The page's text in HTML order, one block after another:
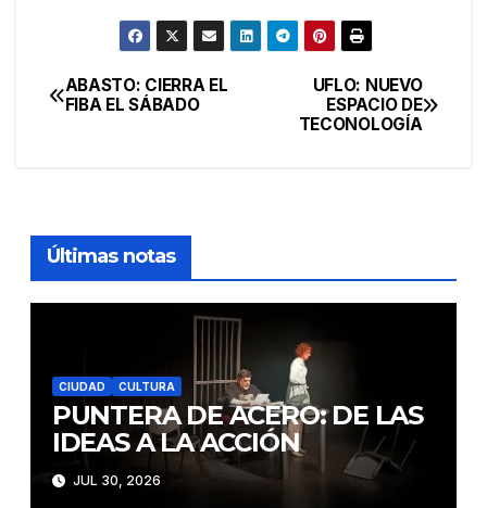
Navegación
UFLO: NUEVO
ESPACIO DE
TECONOLOGÍA
ABASTO: CIERRA EL
FIBA EL SÁBADO
Últimas notas
CIUDAD CULTURA
PUNTERA DE ACERO: DE LAS
IDEAS A LA ACCIÓN
JUL 30, 2026